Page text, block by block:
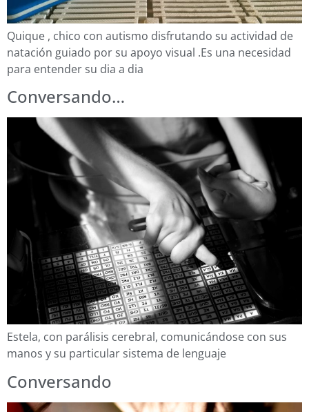
Quique , chico con autismo disfrutando su actividad de
natación guiado por su apoyo visual .Es una necesidad
para entender su dia a dia
Conversando…
Estela, con parálisis cerebral, comunicándose con sus
manos y su particular sistema de lenguaje
Conversando